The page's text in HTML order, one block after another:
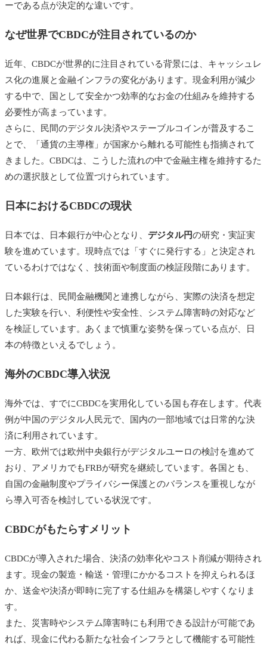
ーである点が決定的な違いです。
なぜ世界でCBDCが注目されているのか
近年、CBDCが世界的に注目されている背景には、キャッシュレ
ス化の進展と金融インフラの変化があります。現金利用が減少
する中で、国として安全かつ効率的なお金の仕組みを維持する
必要性が高まっています。
さらに、民間のデジタル決済やステーブルコインが普及するこ
とで、「通貨の主導権」が国家から離れる可能性も指摘されて
きました。CBDCは、こうした流れの中で金融主権を維持するた
めの選択肢として位置づけられています。
日本におけるCBDCの現状
日本では、日本銀行が中心となり、 デジタル円の研究・実証実
験を進めています。現時点では「すぐに発行する」と決定され
ているわけではなく、技術面や制度面の検証段階にあります。
日本銀行は、民間金融機関と連携しながら、実際の決済を想定
した実験を行い、利便性や安全性、システム障害時の対応など
を検証しています。あくまで慎重な姿勢を保っている点が、日
本の特徴といえるでしょう。
海外のCBDC導入状況
海外では、すでにCBDCを実用化している国も存在します。代表
例が中国のデジタル人民元で、国内の一部地域では日常的な決
済に利用されています。
一方、欧州では欧州中央銀行がデジタルユーロの検討を進めて
おり、アメリカでもFRBが研究を継続しています。各国とも、
自国の金融制度やプライバシー保護とのバランスを重視しなが
ら導入可否を検討している状況です。
CBDCがもたらすメリット
CBDCが導入された場合、決済の効率化やコスト削減が期待され
ます。現金の製造・輸送・管理にかかるコストを抑えられるほ
か、送金や決済が即時に完了する仕組みを構築しやすくなりま
す。
また、災害時やシステム障害時にも利用できる設計が可能であ
れば、現金に代わる新たな社会インフラとして機能する可能性